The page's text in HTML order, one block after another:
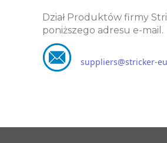
Dział Produktów firmy
poniższego adresu e-mail.
suppliers@stricker-